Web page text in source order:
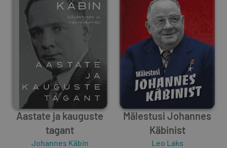
Aastate ja kauguste
tagant
Johannes Käbin
Mälestusi Johannes
Käbinist
Leo Laks